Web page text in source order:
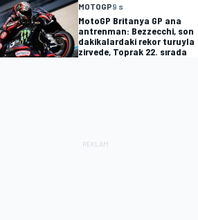
MOTOGP9 s
MotoGP Britanya GP ana
antrenman: Bezzecchi, son
dakikalardaki rekor turuyla
zirvede, Toprak 22. sırada